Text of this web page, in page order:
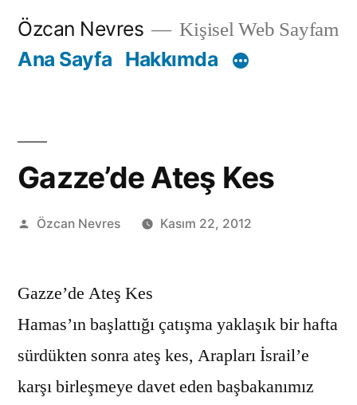
İçeriğe
Özcan Nevres Kişisel Web Sayfam
Ana Sayfa Hakkımda
Gazze’de Ateş Kes
Gönderen:
Özcan Nevres Kasım 22, 2012
Gazze’de Ateş Kes
Hamas’ın başlattığı çatışma yaklaşık bir hafta
sürdükten sonra ateş kes, Arapları İsrail’e
karşı birleşmeye davet eden başbakanımız